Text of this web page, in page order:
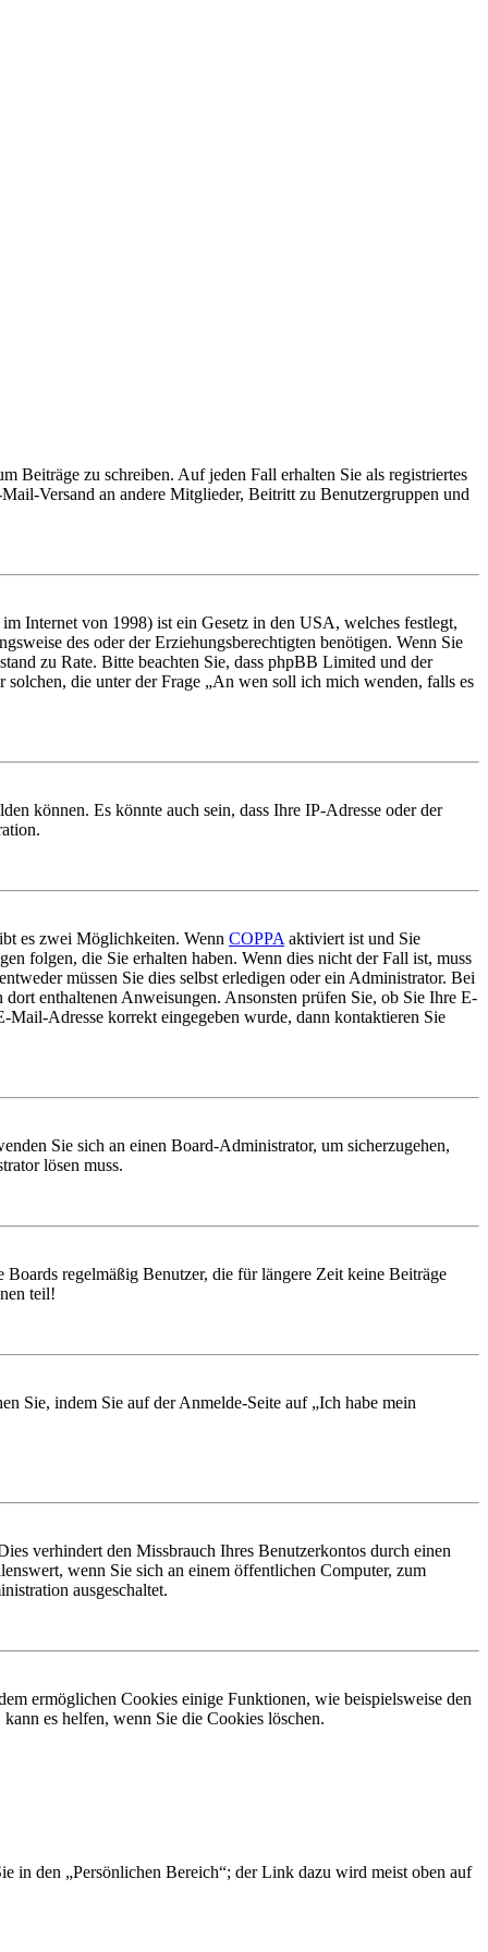
Beiträge zu schreiben. Auf jeden Fall erhalten Sie als registriertes
Versand an andere Mitglieder, Beitritt zu Benutzergruppen und
Internet von 1998) ist ein Gesetz in den USA, welches festlegt,
des oder der Erziehungsberechtigten benötigen. Wenn Sie
zu Rate. Bitte beachten Sie, dass phpBB Limited und der
die unter der Frage „An wen soll ich mich wenden, falls es
können. Es könnte auch sein, dass Ihre IP-Adresse oder der
es zwei Möglichkeiten. Wenn COPPA aktiviert ist und Sie
folgen, die Sie erhalten haben. Wenn dies nicht der Fall ist, muss
müssen Sie dies selbst erledigen oder ein Administrator. Bei
enthaltenen Anweisungen. Ansonsten prüfen Sie, ob Sie Ihre E-
Adresse korrekt eingegeben wurde, dann kontaktieren Sie
Sie sich an einen Board-Administrator, um sicherzugehen,
lösen muss.
regelmäßig Benutzer, die für längere Zeit keine Beiträge
teil!
Sie, indem Sie auf der Anmelde-Seite auf „Ich habe mein
verhindert den Missbrauch Ihres Benutzerkontos durch einen
wenn Sie sich an einem öffentlichen Computer, zum
ausgeschaltet.
ermöglichen Cookies einige Funktionen, wie beispielsweise den
es helfen, wenn Sie die Cookies löschen.
in den „Persönlichen Bereich“; der Link dazu wird meist oben auf